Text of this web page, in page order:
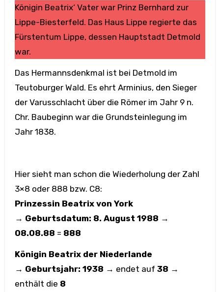
Königin Beatrix‘ Vater war Prinz Bernhard zur
Lippe-Biesterfeld. Das Haus Lippe regierte das
Fürstentum Lippe, dessen Hauptstadt Detmold
war.
Das Hermannsdenkmal ist bei Detmold im
Teutoburger Wald. Es ehrt Arminius, den Sieger
der Varusschlacht über die Römer im Jahr 9 n.
Chr. Baubeginn war die Grundsteinlegung im
Jahr 1838.
Hier sieht man schon die Wiederholung der Zahl
3×8 oder 888 bzw. C8:
Prinzessin Beatrix von York
→ Geburtsdatum: 8. August 1988 →
08.08.88 = 888
Königin Beatrix der Niederlande
→ Geburtsjahr: 1938 → endet auf 38 →
enthält die 8